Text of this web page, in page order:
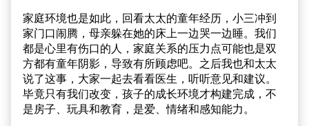
家庭环境也是如此，回看太太的童年经历，小三冲到
家门口闹腾，母亲躲在她的床上一边哭一边睡。我们
都是心里有伤口的人，家庭关系的压力点可能也是双
方都有童年阴影，导致有所顾虑吧。之后我也和太太
说了这事，大家一起去看看医生，听听意见和建议。
毕竟只有我们改变，孩子的成长环境才构建完成，不
是房子、玩具和教育，是爱、情绪和感知能力。